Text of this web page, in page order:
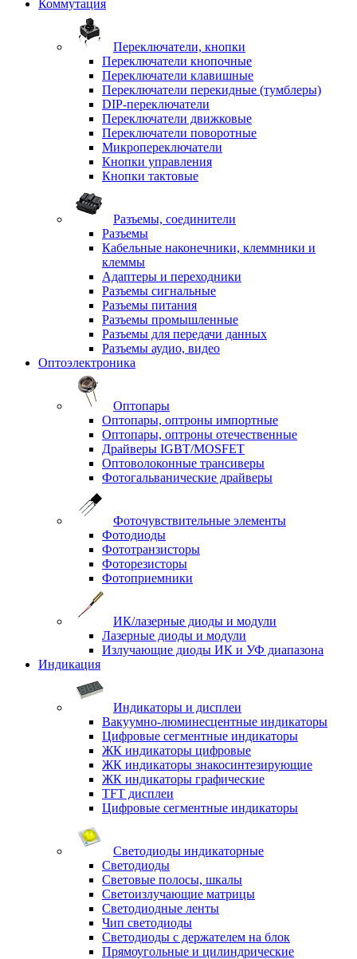
Коммутация
Переключатели, кнопки
Переключатели кнопочные
Переключатели клавишные
Переключатели перекидные (тумблеры)
DIP-переключатели
Переключатели движковые
Переключатели поворотные
Микропереключатели
Кнопки управления
Кнопки тактовые
Разъемы, соединители
Разъемы
Кабельные наконечники, клеммники и
клеммы
Адаптеры и переходники
Разъемы сигнальные
Разъемы питания
Разъемы промышленные
Разъемы для передачи данных
Разъемы аудио, видео
Оптоэлектроника
Оптопары
Оптопары, оптроны импортные
Оптопары, оптроны отечественные
Драйверы IGBT/MOSFET
Оптоволоконные трансиверы
Фотогальванические драйверы
Фоточувствительные элементы
Фотодиоды
Фототранзисторы
Фоторезисторы
Фотоприемники
ИК/лазерные диоды и модули
Лазерные диоды и модули
Излучающие диоды ИК и УФ диапазона
Индикация
Индикаторы и дисплеи
Вакуумно-люминесцентные индикаторы
Цифровые сегментные индикаторы
ЖК индикаторы цифровые
ЖК индикаторы знакосинтезирующие
ЖК индикаторы графические
TFT дисплеи
Цифровые сегментные индикаторы
Светодиоды индикаторные
Светодиоды
Световые полосы, шкалы
Светоизлучающие матрицы
Светодиодные ленты
Чип светодиоды
Светодиоды с держателем на блок
Прямоугольные и цилиндрические